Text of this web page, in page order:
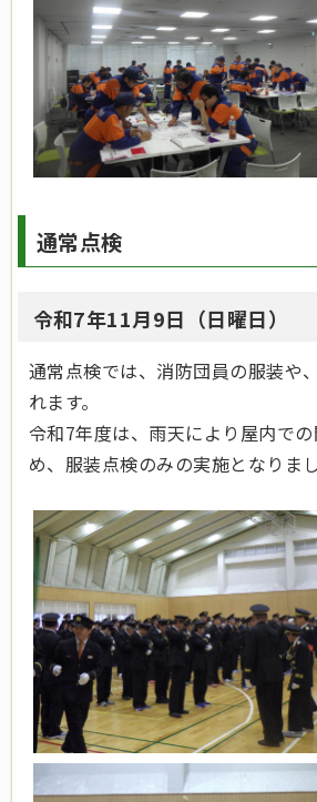
通常点検
令和7年11月9日（日曜日）
通常点検では、消防団員の服装や
れます。
令和7年度は、雨天により屋内で
め、服装点検のみの実施となりまし